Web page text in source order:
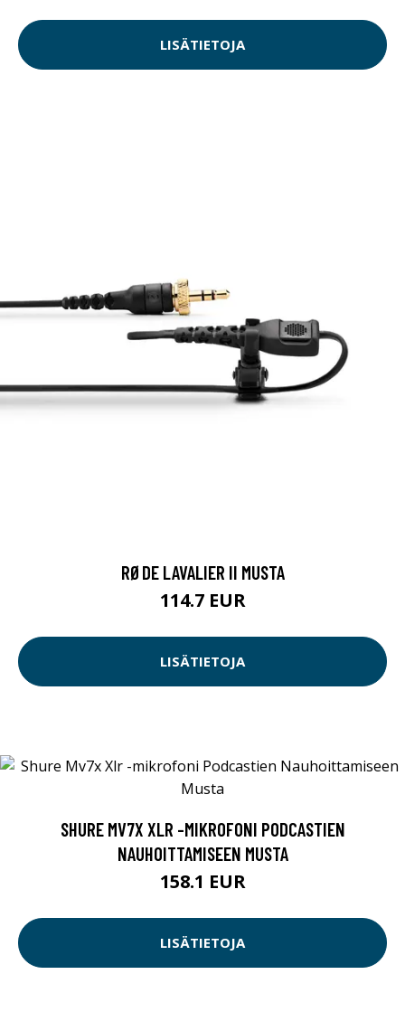
LISÄTIETOJA
RØDE LAVALIER II MUSTA
114.7 EUR
LISÄTIETOJA
SHURE MV7X XLR -MIKROFONI PODCASTIEN
NAUHOITTAMISEEN MUSTA
158.1 EUR
LISÄTIETOJA